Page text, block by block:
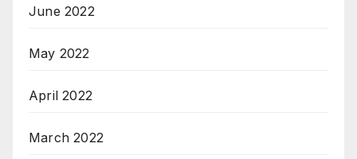
June 2022
May 2022
April 2022
March 2022